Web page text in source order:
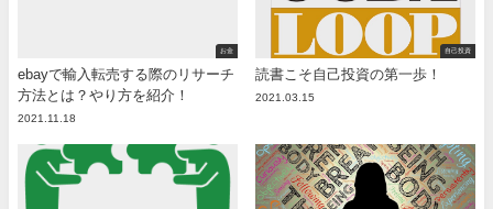
お金
ebayで輸入転売する際のリサーチ
方法とは？やり方を紹介！
2021.11.18
自己投資
読書こそ自己投資の第一歩！
2021.03.15